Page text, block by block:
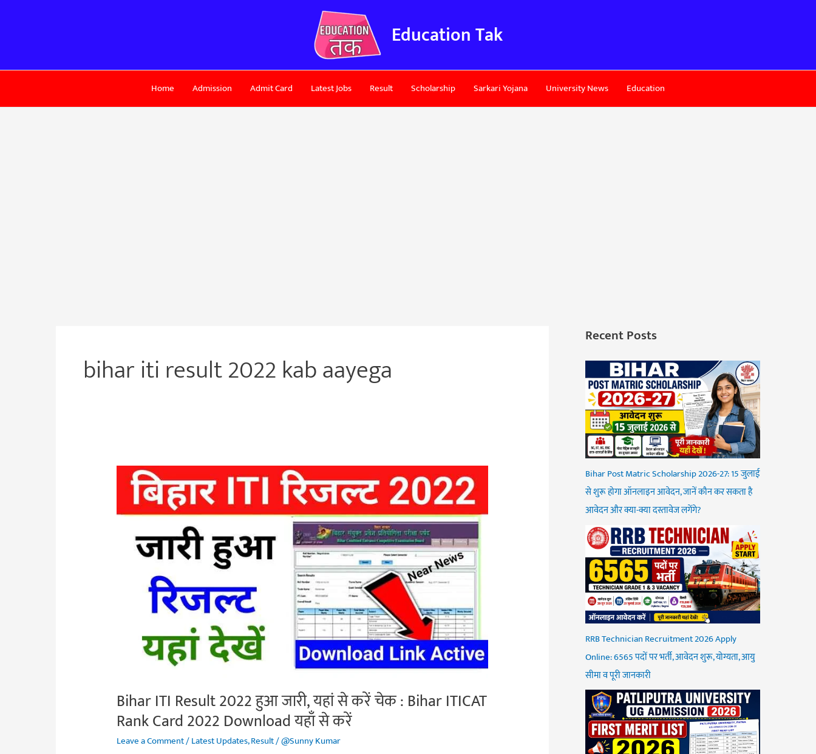
Education Tak
Home Admission Admit Card Latest Jobs Result Scholarship Sarkari Yojana University News Education
bihar iti result 2022 kab aayega
Bihar ITI Result 2022 हुआ जारी, यहां से करें चेक : Bihar ITICAT
Rank Card 2022 Download यहाँ से करें
Leave a Comment/Latest Updates,Result/@Sunny Kumar
Bihar
Result
Rank
Card
2022
Download
Recent Posts
Bihar Post Matric Scholarship 2026-27: 15 जुलाई
से शुरू होगा ऑनलाइन आवेदन, जानें कौन कर सकता है
आवेदन और क्या-क्या दस्तावेज लगेंगे?
RRB Technician Recruitment 2026 Apply
Online: 6565 पदों पर भर्ती, आवेदन शुरू, योग्यता, आयु
सीमा व पूरी जानकारी